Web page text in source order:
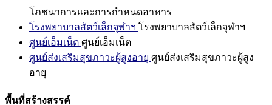
โภชนาการและการกำหนดอาหาร
โรงพยาบาลสัตว์เล็กจุฬาฯ โรงพยาบาลสัตว์เล็กจุฬาฯ
ศูนย์เอ็มเน็ต ศูนย์เอ็มเน็ต
ศูนย์ส่งเสริมสุขภาวะผู้สูงอายุ ศูนย์ส่งเสริมสุขภาวะผู้สูง
อายุ
พื้นที่สร้างสรรค์